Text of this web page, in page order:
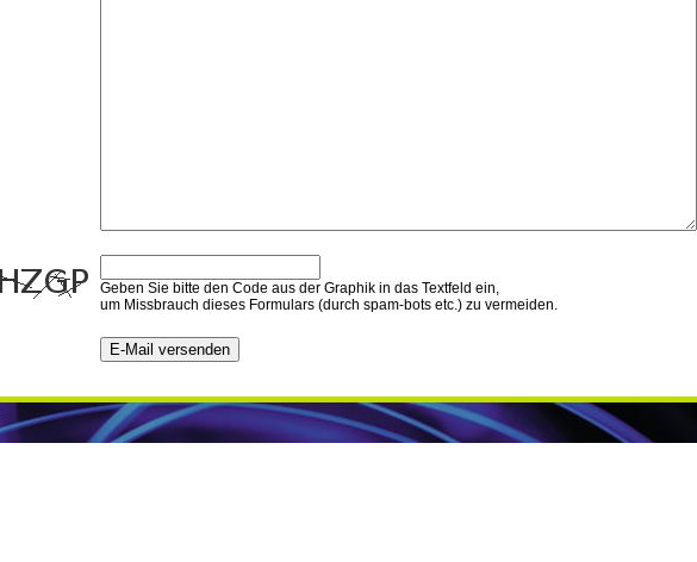
Geben Sie bitte den Code aus der Graphik in das Textfeld ein,
um Missbrauch dieses Formulars (durch spam-bots etc.) zu vermeiden.